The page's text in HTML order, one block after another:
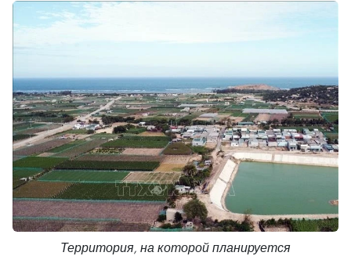
Территория, на которой планируется